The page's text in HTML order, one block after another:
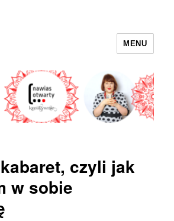
MENU
czyli jak
w sobie